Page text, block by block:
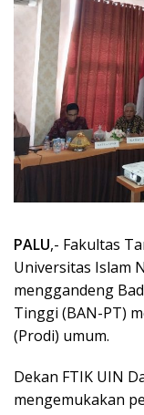
PALU,- Fakultas
Universitas Islam
menggandeng
Tinggi (BAN-PT)
(Prodi) umum.
Dekan FTIK UIN
mengemukakan